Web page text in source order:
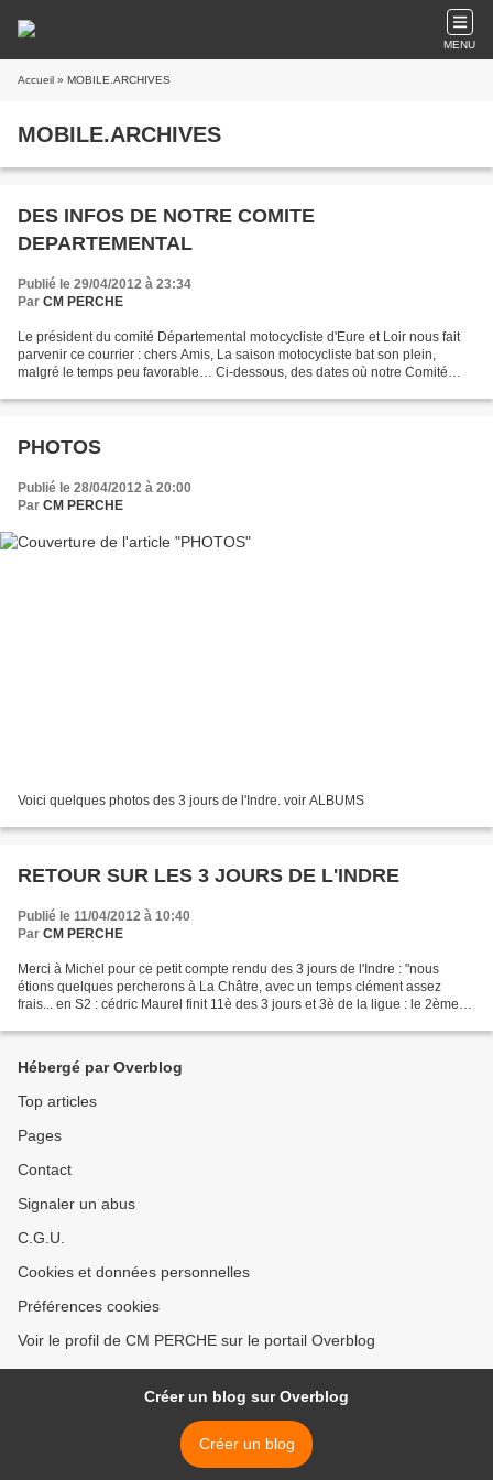
MENU
Accueil » MOBILE.ARCHIVES
MOBILE.ARCHIVES
DES INFOS DE NOTRE COMITE
DEPARTEMENTAL
Publié le 29/04/2012 à 23:34
Par CM PERCHE
Le président du comité Départemental motocycliste d'Eure et Loir nous fait
parvenir ce courrier : chers Amis, La saison motocycliste bat son plein,
malgré le temps peu favorable… Ci-dessous, des dates où notre Comité
PHOTOS
Publié le 28/04/2012 à 20:00
Par CM PERCHE
Voici quelques photos des 3 jours de l'Indre. voir ALBUMS
RETOUR SUR LES 3 JOURS DE L'INDRE
Publié le 11/04/2012 à 10:40
Par CM PERCHE
Merci à Michel pour ce petit compte rendu des 3 jours de l'Indre : "nous
étions quelques percherons à La Châtre, avec un temps clément assez
frais... en S2 : cédric Maurel finit 11è des 3 jours et 3è de la ligue : le 2ème
Hébergé par Overblog
Top articles
Pages
Contact
Signaler un abus
C.G.U.
Cookies et données personnelles
Préférences cookies
Voir le profil de CM PERCHE sur le portail Overblog
Créer un blog sur Overblog
Créer un blog